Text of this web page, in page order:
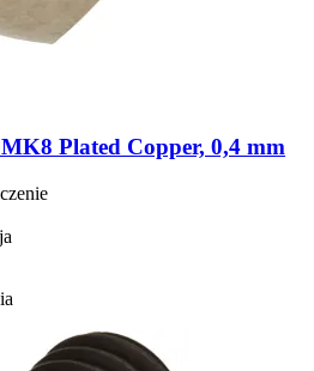
Plated Copper, 0,4 mm